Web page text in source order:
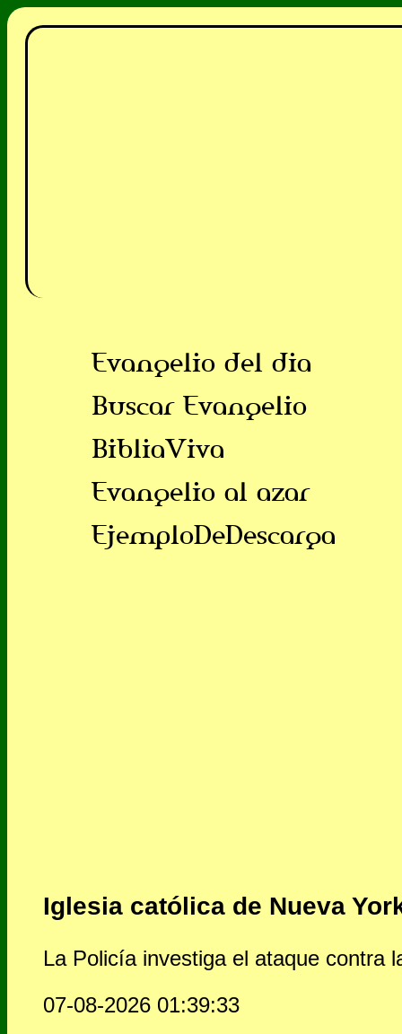
Evangelio del dia
Buscar Evangelio
BibliaViva
Evangelio al azar
EjemploDeDescarga
Iglesia católica de Nueva
La Policía investiga el ataque contra
07-08-2026 01:39:33